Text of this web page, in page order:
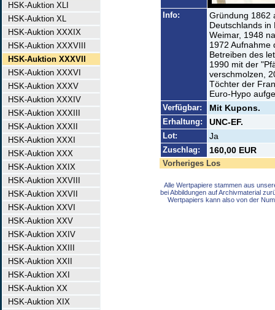
HSK-Auktion XLI
HSK-Auktion XL
HSK-Auktion XXXIX
HSK-Auktion XXXVIII
HSK-Auktion XXXVII
HSK-Auktion XXXVI
HSK-Auktion XXXV
HSK-Auktion XXXIV
HSK-Auktion XXXIII
HSK-Auktion XXXII
HSK-Auktion XXXI
HSK-Auktion XXX
HSK-Auktion XXIX
HSK-Auktion XXVIII
HSK-Auktion XXVII
HSK-Auktion XXVI
HSK-Auktion XXV
HSK-Auktion XXIV
HSK-Auktion XXIII
HSK-Auktion XXII
HSK-Auktion XXI
HSK-Auktion XX
HSK-Auktion XIX
Info:
Gründung 1862
Deutschlands in
Weimar, 1948
1972 Aufnahme
Betreiben des
1990 mit der
verschmolzen,
Töchter der
Euro-Hypo
Verfügbar: Mit Kupons.
Erhaltung: UNC-EF.
Lot: Ja
Zuschlag: 160,00 EUR
Vorheriges Los
Alle Wertpapiere stammen aus
bei Abbildungen auf Archivmaterial
Wertpapiers kann also von der